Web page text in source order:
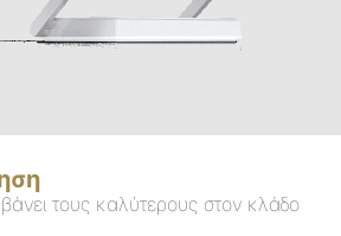
τους καλύτερους στον κλάδο